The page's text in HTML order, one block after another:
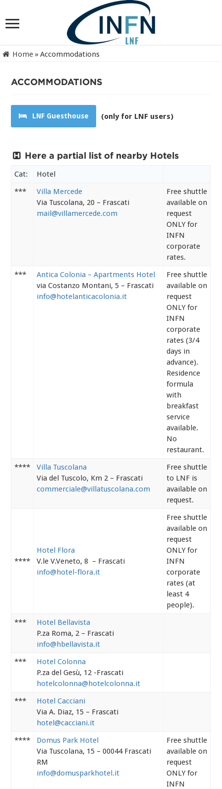
Home » Accommodations
ACCOMMODATIONS
LNF Guesthouse (only for LNF users)
Here a partial list of nearby Hotels
Cat:
Hotel
***
Villa Mercede
Via Tuscolana, 20 – Frascati
mail@villamercede.com
Free shuttle
available on
request
ONLY for
INFN
corporate
rates.
***
Antica Colonia – Apartments Hotel
via Costanzo Montani, 5 – Frascati
info@hotelanticacolonia.it
Free shuttle
available on
request
ONLY for
INFN
corporate
rates (3/4
days in
advance).
Residence
formula
with
breakfast
service
available.
No
restaurant.
****
Villa Tuscolana
Via del Tuscolo, Km 2 – Frascati
commerciale@villatuscolana.com
Free shuttle
to LNF is
available on
request.
****
Hotel Flora
V.le V.Veneto, 8 – Frascati
info@hotel-flora.it
Free shuttle
available on
request
ONLY for
INFN
corporate
rates (at
least 4
people).
***
Hotel Bellavista
P.za Roma, 2 – Frascati
info@hbellavista.it
***
Hotel Colonna
P.za del Gesù, 12 -Frascati
hotelcolonna@hotelcolonna.it
***
Hotel Cacciani
Via A. Diaz, 15 – Frascati
hotel@cacciani.it
****
Domus Park Hotel
Via Tuscolana, 15 – 00044 Frascati
RM
info@domusparkhotel.it
Free shuttle
available on
request
ONLY for
INFN